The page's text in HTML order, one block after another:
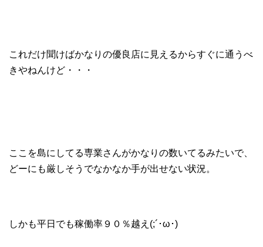
これだけ聞けばかなりの優良店に見えるからすぐに通うべ
きやねんけど・・・
ここを島にしてる専業さんがかなりの数いてるみたいで、
どーにも厳しそうでなかなか手が出せない状況。
しかも平日でも稼働率９０％越え(;´･ω･)